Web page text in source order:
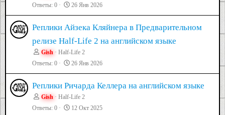
Ответы 0 26 Янв 2026
Реплики Айзека Кляйнера в Предварительном
релизе Half-Life 2 на английском языке
Gish
Half-Life 2
Ответы 0 26 Янв 2026
Реплики Ричарда Келлера на английском языке
Gish
Half-Life 2
Ответы 0 12 Окт 2025